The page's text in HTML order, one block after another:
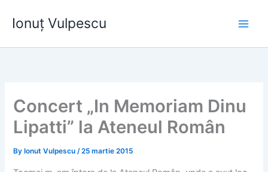
Ionuț Vulpescu
Concert „In Memoriam Dinu
Lipatti” la Ateneul Român
By Ionut Vulpescu/25 martie 2015